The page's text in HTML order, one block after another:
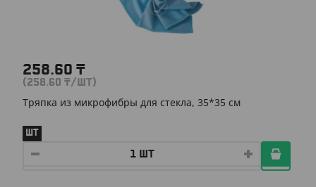
258.60 ₸
(258.60 ₸/ШТ)
Тряпка из микрофибры для стекла, 35*35 см
ШТ